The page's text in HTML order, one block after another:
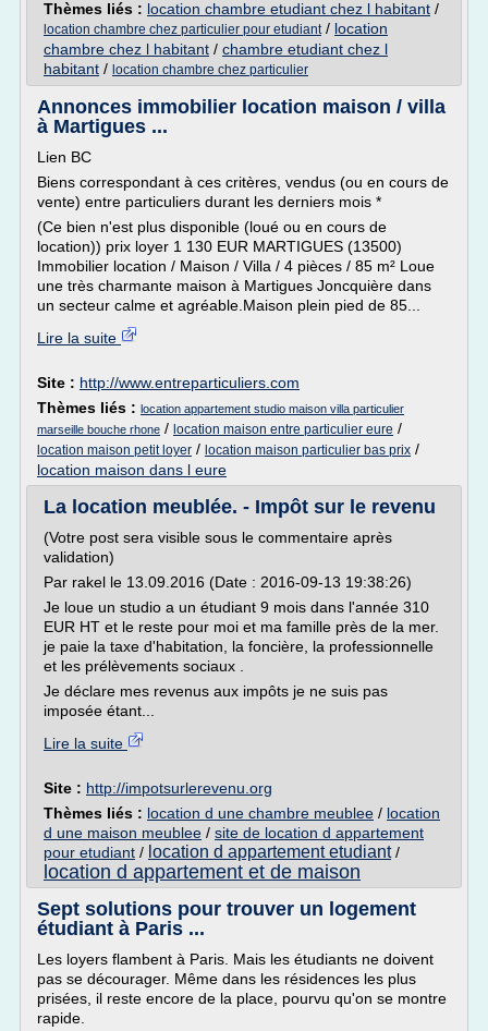
Thèmes liés : location chambre etudiant chez l habitant /
location chambre chez particulier pour etudiant/ location
chambre chez l habitant / chambre etudiant chez l
habitant / location chambre chez particulier
Annonces immobilier location maison / villa
à Martigues ...
Lien BC
Biens correspondant à ces critères, vendus (ou en cours de
vente) entre particuliers durant les derniers mois *
(Ce bien n'est plus disponible (loué ou en cours de
location)) prix loyer 1 130 EUR MARTIGUES (13500)
Immobilier location / Maison / Villa / 4 pièces / 85 m² Loue
une très charmante maison à Martigues Joncquière dans
un secteur calme et agréable.Maison plein pied de 85...
Lire la suite
Site : http://www.entreparticuliers.com
Thèmes liés : location appartement studio maison villa particulier
marseille bouche rhone / location maison entre particulier eure /
location maison petit loyer / location maison particulier bas prix /
location maison dans l eure
La location meublée. - Impôt sur le revenu
(Votre post sera visible sous le commentaire après
validation)
Par rakel le 13.09.2016 (Date : 2016-09-13 19:38:26)
Je loue un studio a un étudiant 9 mois dans l'année 310
EUR HT et le reste pour moi et ma famille près de la mer.
je paie la taxe d'habitation, la foncière, la professionnelle
et les prélèvements sociaux .
Je déclare mes revenus aux impôts je ne suis pas
imposée étant...
Lire la suite
Site : http://impotsurlerevenu.org
Thèmes liés : location d une chambre meublee / location
d une maison meublee / site de location d appartement
pour etudiant / location d appartement etudiant/
location d appartement et de maison
Sept solutions pour trouver un logement
étudiant à Paris ...
Les loyers flambent à Paris. Mais les étudiants ne doivent
pas se décourager. Même dans les résidences les plus
prisées, il reste encore de la place, pourvu qu'on se montre
rapide.